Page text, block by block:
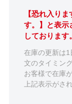
【恐れ入り
す。】と表示
しております。
在庫の更新は
文のタイミン
お客様で在庫
上記表示がさ